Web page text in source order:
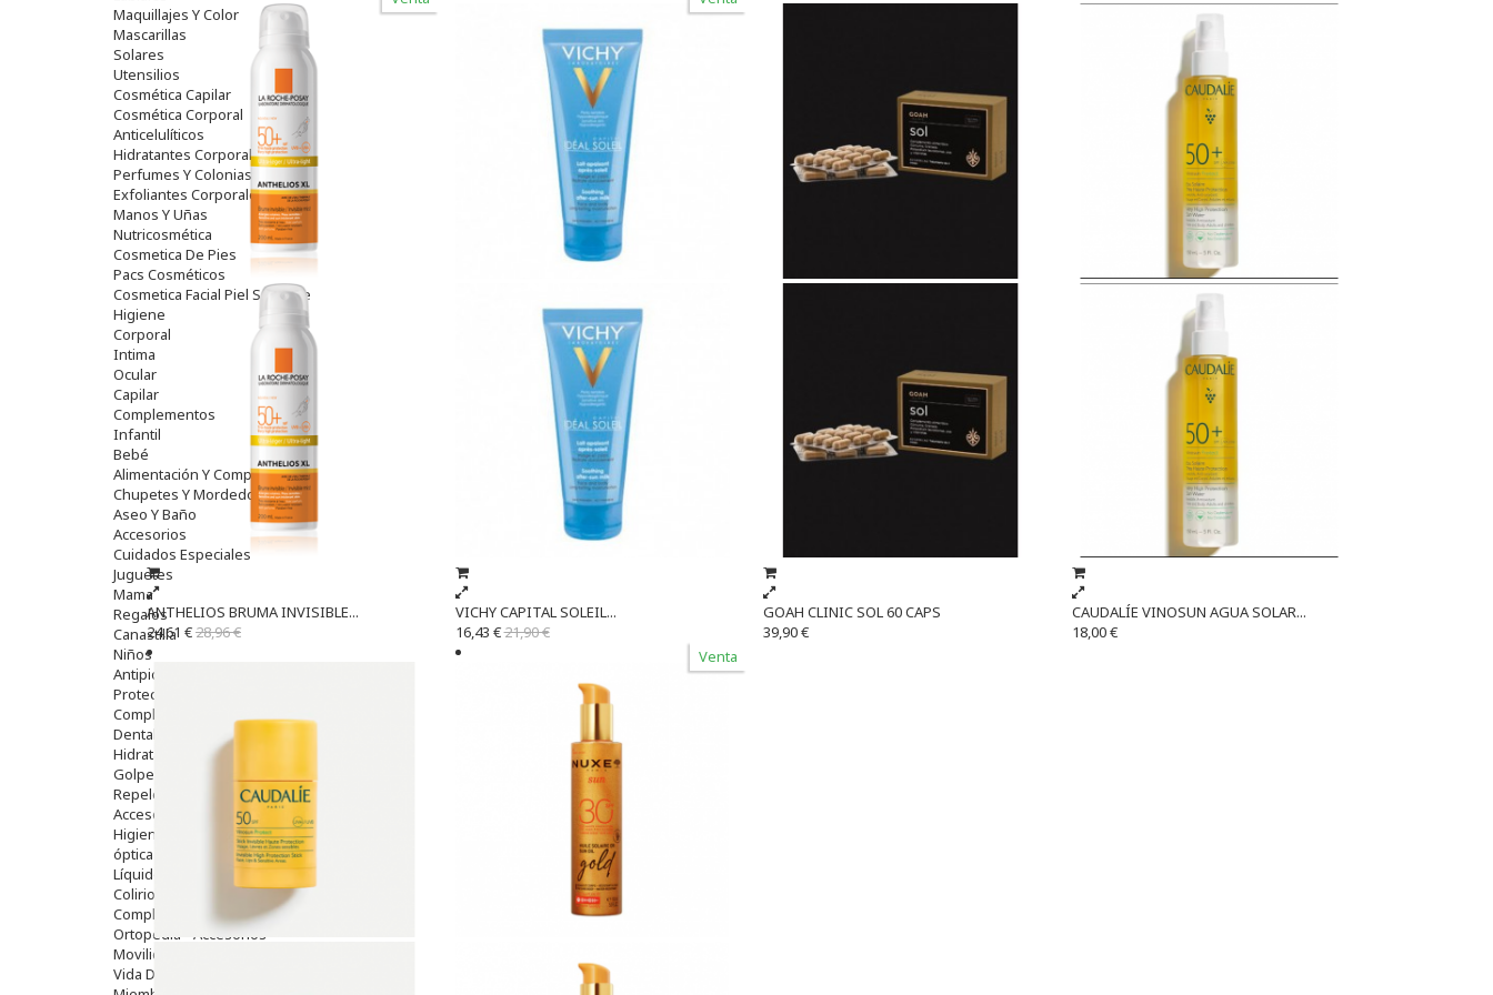
Maquillajes Y Color
Mascarillas
Solares
Utensilios
Cosmética Capilar
Cosmética Corporal
Anticelulíticos
Hidratantes Corporales
Perfumes Y Colonias
Exfoliantes Corporales
Manos Y Uñas
Nutricosmética
Cosmetica De Pies
Pacs Cosméticos
Cosmetica Facial Piel Sensible
Higiene
Corporal
Intima
Ocular
Capilar
Complementos
Infantil
Bebé
Alimentación Y Complementos
Chupetes Y Mordedores
Aseo Y Baño
Accesorios
Cuidados Especiales
Juguetes
Mama
Regalos
Canastilla
Niños
Antipiojos
Protección Solar
Complementos Alimentarios
Dentales
Hidratantes
Golpes Y Hematomas
Repelentes De Mosquitos
Accesorios
Higiene
óptica
Líquidos Lentillas
Colirios
Complementos Alimentarios.
Ortopedia - Accesorios
Movilidad
Vida Diaria
ANTHELIOS BRUMA INVISIBLE...
24,61 €28,96 €
VICHY CAPITAL SOLEIL...
16,43 €21,90 €
GOAH CLINIC SOL 60 CAPS
39,90 €
CAUDALÍE VINOSUN AGUA SOLAR...
18,00 €
Venta